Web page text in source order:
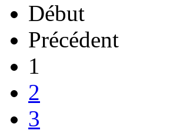
Début
Précédent
1
2
3